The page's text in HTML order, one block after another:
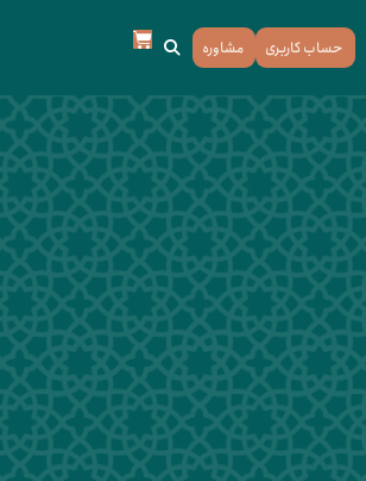
حساب کاربری مشاوره